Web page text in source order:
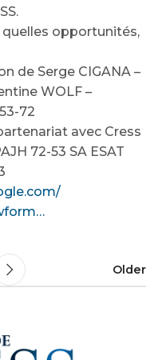
quelles opportunités,
de Serge CIGANA –
WOLF –
72
avec Cress
72-53 SA ESAT
Older